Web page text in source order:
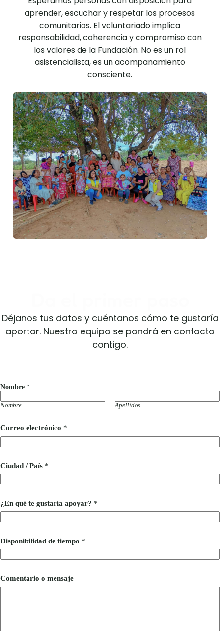
aprender, escuchar y respetar los procesos
comunitarios. El voluntariado implica
responsabilidad, coherencia y compromiso con
los valores de la Fundación. No es un rol
asistencialista, es un acompañamiento
consciente.
Déjanos tus datos y cuéntanos cómo te gustaría
aportar. Nuestro equipo se pondrá en contacto
contigo.
Nombre *
Nombre Apellidos
Correo electrónico *
Ciudad / País *
¿En qué te gustaría apoyar? *
Disponibilidad de tiempo *
p
o
Comentario o mensaje